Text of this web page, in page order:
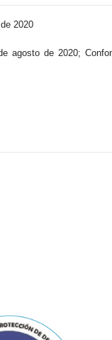
2020
agosto de 2020;